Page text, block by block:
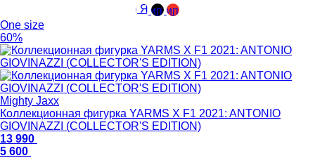
One size
60%
Mighty Jaxx
Коллекционная фигурка YARMS X F1 2021: ANTONIO
GIOVINAZZI (COLLECTOR'S EDITION)
13 990
5 600